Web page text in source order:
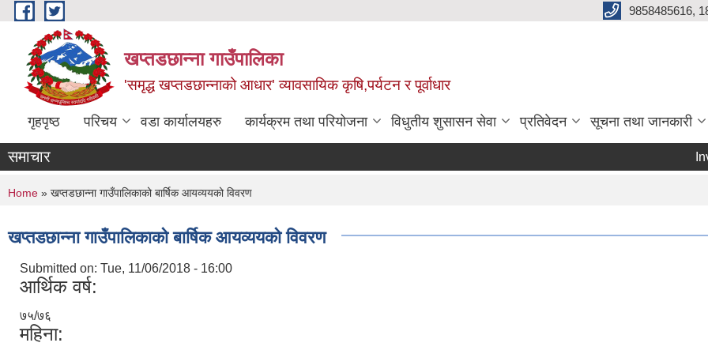
Skip to main content 9858485616,
खप्तडछान्ना गाउँपालिका
'समृद्ध खप्तडछान्नाको आधार' व्यावसायिक कृषि,पर्यटन र पूर्वाधार
गृहपृष्ठ परिचय वडा कार्यालयहरु कार्यक्रम तथा परियोजना विधुतीय शुसासन सेवा प्रतिवेदन सूचना तथा जानकारी
समाचार
You are here
Home » खप्तडछान्ना गाउँपालिकाको बार्षिक आयव्ययको विवरण
खप्तडछान्ना गाउँपालिकाको बार्षिक आयव्ययको विवरण
Submitted on: Tue, 11/06/2018 - 16:00
आर्थिक वर्ष:
७५/७६
महिना: